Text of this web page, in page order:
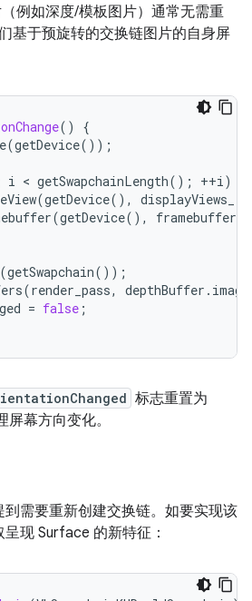
例如深度/模板图片）通常无需重
基于预旋转的交换链图片的自身屏
()
{
(getDevice());
i < getSwapchainLength(); ++i)
(getDevice(), displayViews_
(getDevice(), framebuffers_
(getSwapchain());
(render_pass, depthBuffer .
= false ;
标志重置为
幕方向变化。
需要重新创建交换链。如要实现该
现 Surface 的新特征：